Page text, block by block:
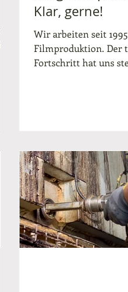
Klar, gerne!
Wir arbeiten seit
Filmproduktion. Der
Fortschritt hat uns